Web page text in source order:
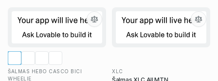
ŠALMAS HEBO CASCO BICI
WHEELIE
XLC